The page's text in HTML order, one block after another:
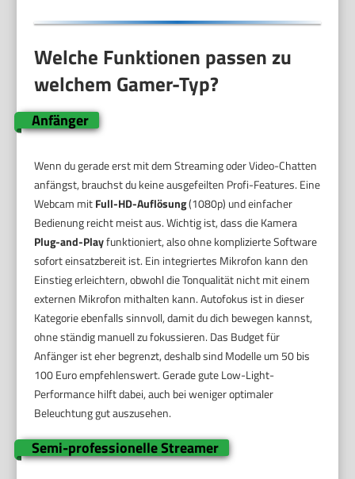
Welche Funktionen passen zu
welchem Gamer-Typ?
Anfänger
Wenn du gerade erst mit dem Streaming oder Video-Chatten
anfängst, brauchst du keine ausgefeilten Profi-Features. Eine
Webcam mitFull-HD-Auflösung(1080p) und einfacher
Bedienung reicht meist aus. Wichtig ist, dass die Kamera
Plug-and-Playfunktioniert, also ohne komplizierte Software
sofort einsatzbereit ist. Ein integriertes Mikrofon kann den
Einstieg erleichtern, obwohl die Tonqualität nicht mit einem
externen Mikrofon mithalten kann. Autofokus ist in dieser
Kategorie ebenfalls sinnvoll, damit du dich bewegen kannst,
ohne ständig manuell zu fokussieren. Das Budget für
Anfänger ist eher begrenzt, deshalb sind Modelle um 50 bis
100 Euro empfehlenswert. Gerade gute Low-Light-
Performance hilft dabei, auch bei weniger optimaler
Beleuchtung gut auszusehen.
Semi-professionelle Streamer